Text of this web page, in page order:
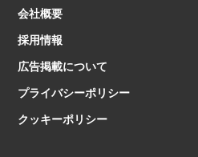
会社概要
採用情報
広告掲載について
プライバシーポリシー
クッキーポリシー